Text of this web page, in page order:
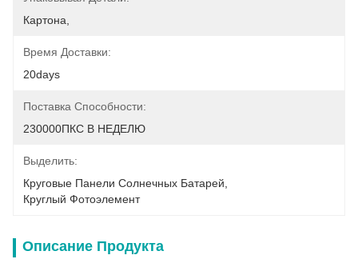
Картона,
Время Доставки:
20days
Поставка Способности:
230000ПКС В НЕДЕЛЮ
Выделить:
Круговые Панели Солнечных Батарей
Круглый Фотоэлемент
Описание Продукта